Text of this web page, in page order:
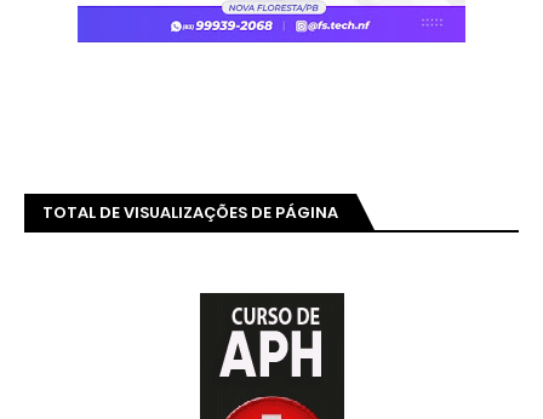
TOTAL DE VISUALIZAÇÕES DE PÁGINA